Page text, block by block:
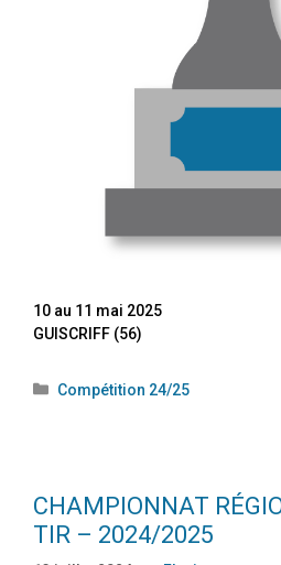
10 au 11 mai 2025
GUISCRIFF (56)
Compétition 24/25
CHAMPIONNAT
TIR – 2024/2025